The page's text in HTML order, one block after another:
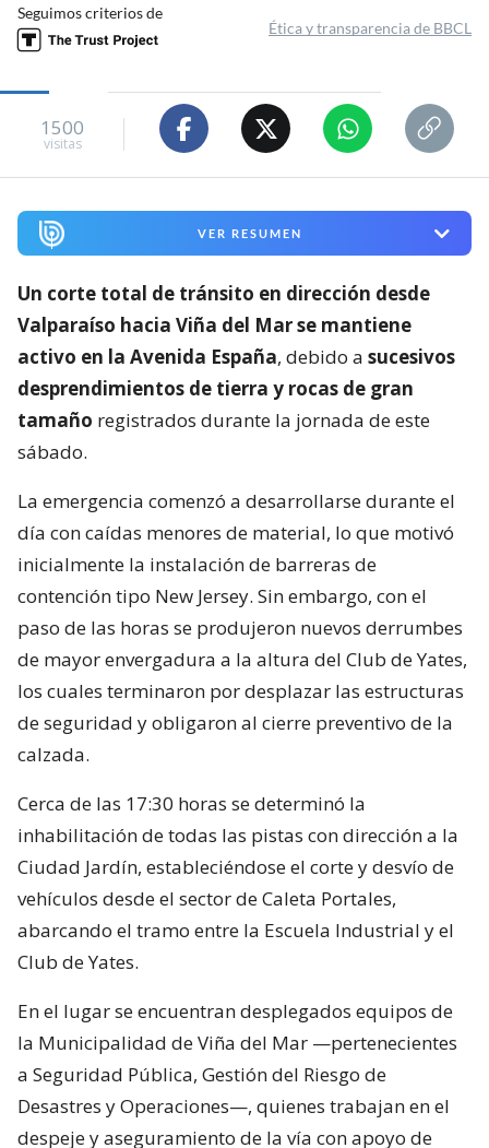
Seguimos criterios de
Ética y transparencia de BBCL
1500
visitas
VER RESUMEN
Un corte total de tránsito en dirección desde
Valparaíso hacia Viña del Mar se mantiene
activo en la Avenida España, debido a sucesivos
desprendimientos de tierra y rocas de gran
tamaño registrados durante la jornada de este
sábado.
La emergencia comenzó a desarrollarse durante el
día con caídas menores de material, lo que motivó
inicialmente la instalación de barreras de
contención tipo New Jersey. Sin embargo, con el
paso de las horas se produjeron nuevos derrumbes
de mayor envergadura a la altura del Club de Yates,
los cuales terminaron por desplazar las estructuras
de seguridad y obligaron al cierre preventivo de la
calzada.
Cerca de las 17:30 horas se determinó la
inhabilitación de todas las pistas con dirección a la
Ciudad Jardín, estableciéndose el corte y desvío de
vehículos desde el sector de Caleta Portales,
abarcando el tramo entre la Escuela Industrial y el
Club de Yates.
En el lugar se encuentran desplegados equipos de
la Municipalidad de Viña del Mar —pertenecientes
a Seguridad Pública, Gestión del Riesgo de
Desastres y Operaciones—, quienes trabajan en el
despeje y aseguramiento de la vía con apoyo de